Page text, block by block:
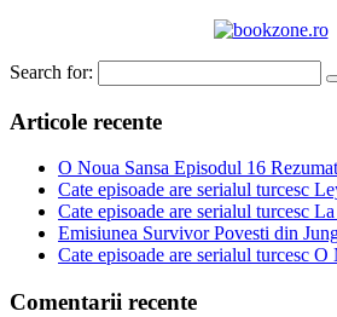
Search for:
Articole recente
O Noua Sansa Episodul 16 Rezumat
Cate episoade are serialul turcesc
Cate episoade are serialul turcesc
Emisiunea Survivor Povesti din
Cate episoade are serialul turcesc O
Comentarii recente